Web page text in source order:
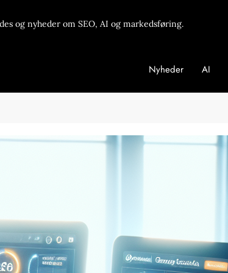
og nyheder om SEO, AI og markedsføring.
Nyheder AI